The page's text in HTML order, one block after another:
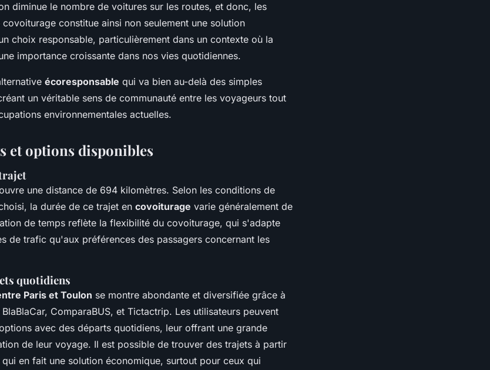
diminue le nombre de voitures sur les routes, et donc, les
constitue ainsi non seulement une solution
choix responsable, particulièrement dans un contexte où la
importance croissante dans nos vies quotidiennes.
écoresponsable qui va bien au-delà des simples
un véritable sens de communauté entre les voyageurs tout
environnementales actuelles.
et options disponibles
une distance de 694 kilomètres. Selon les conditions de
la durée de ce trajet en covoiturage varie généralement de
de temps reflète la flexibilité du covoiturage, qui s'adapte
de trafic qu'aux préférences des passagers concernant les
quotidiens
Paris et Toulon se montre abondante et diversifiée grâce à
ComparaBUS, et Tictactrip. Les utilisateurs peuvent
avec des départs quotidiens, leur offrant une grande
de leur voyage. Il est possible de trouver des trajets à partir
en fait une solution économique, surtout pour ceux qui